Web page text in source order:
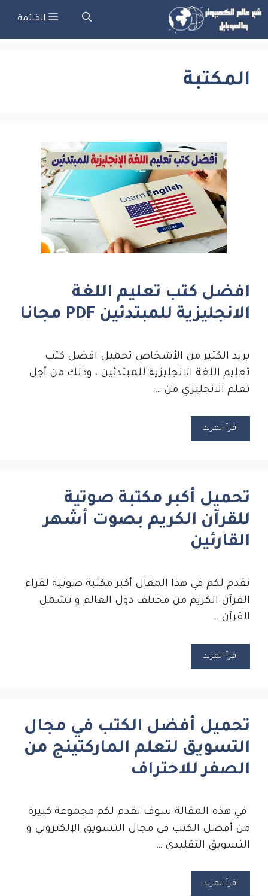
انتقل
المحتوى
القائمة
المكتبة
افضل كتب تعليم اللغة
الانجليزية للمبتدئين PDF مجانا
يريد الكثير من الأشخاص تحميل افضل كتب
تعليم اللغة الانجليزية للمبتدئين ، وذلك من أجل
تعلم الانجليزي من …
اقرأ المزيد
تحميل أكبر مكتبة صوتية
للقرآن الكريم بصوت أشهر
القارئين
نقدم لكم في هذا المقال أكبر مكتبة صوتية لقراء
القرآن الكريم من مختلف دول العالم و تشمل
القرآن …
اقرأ المزيد
تحميل أفضل الكتب في مجال
التسويق لتعلم الماركتينج من
الصفر للاحتراف
في هذه المقالة سوف نقدم لكم مجموعة كبيرة
من أفضل الكتب في مجال التسويق الإلكتروني و
التسويق التقليدي …
اقرأ المزيد